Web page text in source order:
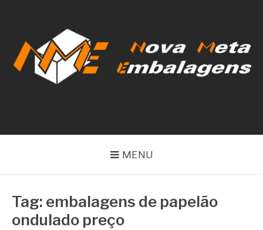
conteúdo
MENU
Tag: embalagens de papelão
ondulado preço